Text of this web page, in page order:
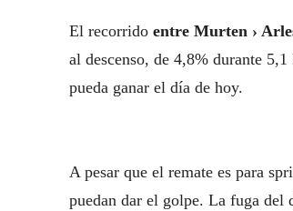
El recorrido entre Murten ›
al descenso, de 4,8% durante
pueda ganar el día de hoy.
A pesar que el remate es para
puedan dar el golpe. La fuga del